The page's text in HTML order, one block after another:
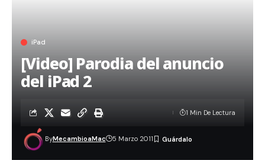
iPad
[Video] Parodia del anuncio
del iPad 2
ByMecambioaMac 5 Marzo 2011
1 Min De Lectura